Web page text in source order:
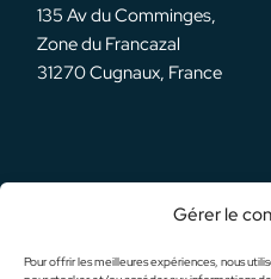
Gérer le
Pour offrir les meilleures expériences, nous
135 Av du Comminges,
Zone du Francazal
31270 Cugnaux, France
NOS RÉSEAUX